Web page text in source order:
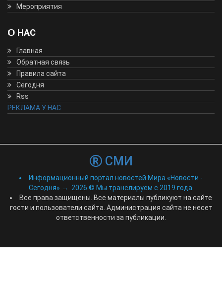
Мероприятия
О НАС
Главная
Обратная связь
Правила сайта
Сегодня
Rss
РЕКЛАМА У НАС
СМИ
Информационный портал новостей Мира «Новости -
Сегодня» → 2026 © Мы транслируем с 2019 года.
Все права защищены. Все материалы публикуют на сайте
гости и пользователи сайта. Администрация сайта не несет
ответственности за публикации.